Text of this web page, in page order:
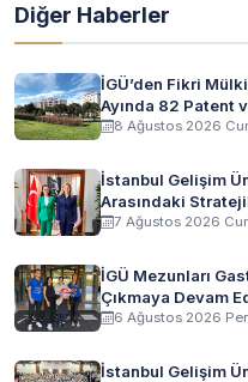
Diğer Haberler
İGÜ’den Fikri
Ayında 82 Patent
8 Ağustos 2026
İstanbul Gelişim
Arasındaki
7 Ağustos 2026
İGÜ Mezunları
Çıkmaya Devam
6 Ağustos 2026
İstanbul Gelişim